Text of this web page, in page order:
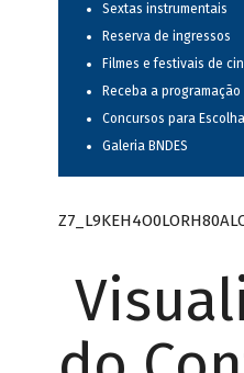
Sextas instrumentais
Reserva de ingressos
Filmes e festivais de
Receba a programação
Concursos para
Galeria BNDES